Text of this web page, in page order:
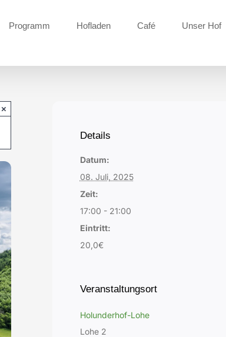
Programm Hofladen Café Unser Hof
×
Details
Datum:
08. Juli, 2025
Zeit:
17:00 - 21:00
Eintritt:
20,0€
Veranstaltungsort
Holunderhof-Lohe
Lohe 2